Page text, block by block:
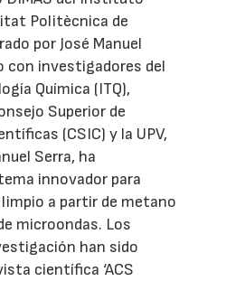
Politècnica de
por José Manuel
con investigadores del
Química (ITQ),
Superior de
(CSIC) y la UPV,
Serra, ha
innovador para
a partir de metano
microondas. Los
han sido
científica ‘ACS